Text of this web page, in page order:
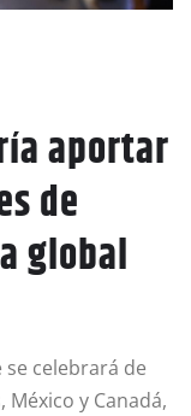
aportar
de
global
se celebrará de
y Canadá,